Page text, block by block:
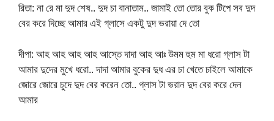
রিতা: না রে মা দুদ শেষ.. দুদ চা বানাতাম.. জামাই তো তোর বুক টিপে সব দুদ
বের করে দিচ্ছে আমার এই গ্লাসে একটু দুদ ভরায়া দে তো
দীপা: আহ আহ আহ আহ আস্তে দাদা আহ আঃ উমম হুম মা ধরো গ্লাস টা
আমার দুদের মুখে ধরো.. দাদা আমার বুকের দুধ এর চা খেতে চাইলে আমাকে
জোরে জোরে চুদে দুদ বের করেন তো.. গ্লাস টা ভরান দুদ বের করে দেন
আমার